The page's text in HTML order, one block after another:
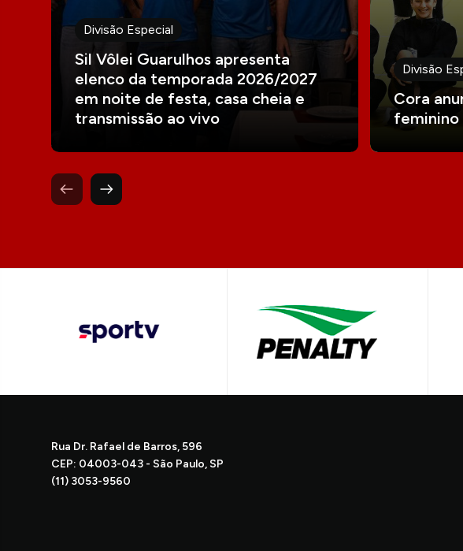
Divisão Especial
Sil Vôlei Guarulhos apresenta
elenco da temporada 2026/2027
em noite de festa, casa cheia e
transmissão ao vivo
Divisão
Cora
feminino
Rua Dr. Rafael de Barros, 596
CEP: 04003-043 - São Paulo, SP
(11) 3053-9560